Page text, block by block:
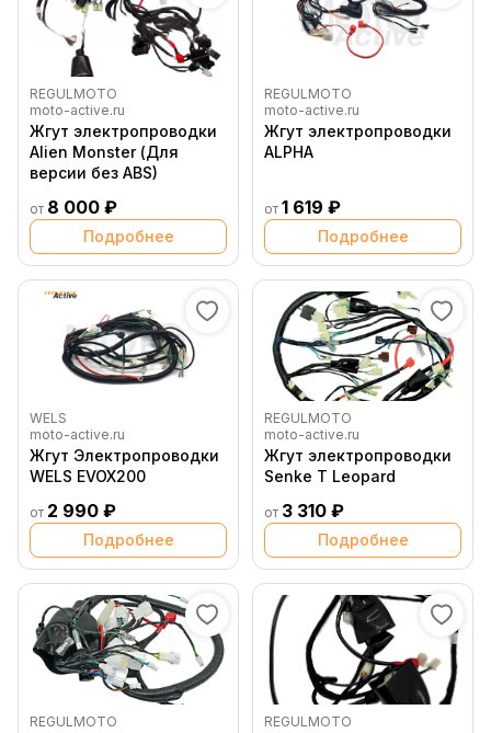
REGULMOTO
moto-active.ru
Жгут электропроводки
Alien Monster (Для
версии без ABS)
от 8 000 ₽
Подробнее
REGULMOTO
moto-active.ru
Жгут электропроводки
ALPHA
от 1 619 ₽
Подробнее
WELS
moto-active.ru
Жгут Электропроводки
WELS EVOX200
от 2 990 ₽
Подробнее
REGULMOTO
moto-active.ru
Жгут электропроводки
Senke T Leopard
от 3 310 ₽
Подробнее
REGULMOTO
REGULMOTO